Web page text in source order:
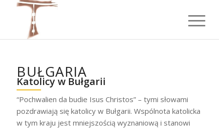
BUŁGARIA
Katolicy w Bułgarii
“Pochwalien da budie Isus Christos” – tymi słowami
pozdrawiają się katolicy w Bułgarii. Wspólnota katolicka
w tym kraju jest mniejszością wyznaniową i stanowi